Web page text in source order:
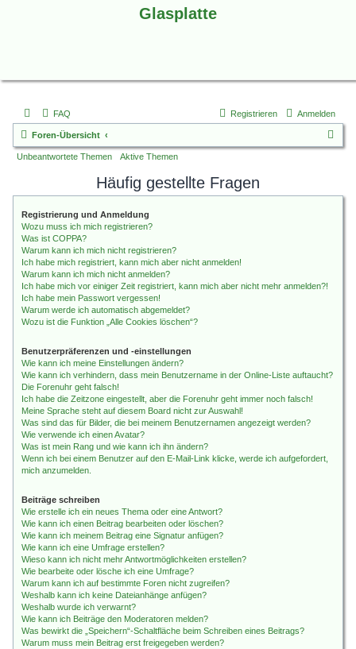
Glasplatte
FAQ Anmelden
Registrieren
Foren-Übersicht
Unbeantwortete Themen Aktive Themen
Häufig gestellte Fragen
Registrierung und Anmeldung
Wozu muss ich mich registrieren?
Was ist COPPA?
Warum kann ich mich nicht registrieren?
Ich habe mich registriert, kann mich aber nicht anmelden!
Warum kann ich mich nicht anmelden?
Ich habe mich vor einiger Zeit registriert, kann mich aber nicht mehr anmelden?!
Ich habe mein Passwort vergessen!
Warum werde ich automatisch abgemeldet?
Wozu ist die Funktion „Alle Cookies löschen“?
Benutzerpräferenzen und -einstellungen
Wie kann ich meine Einstellungen ändern?
Wie kann ich verhindern, dass mein Benutzername in der Online-Liste auftaucht?
Die Forenuhr geht falsch!
Ich habe die Zeitzone eingestellt, aber die Forenuhr geht immer noch falsch!
Meine Sprache steht auf diesem Board nicht zur Auswahl!
Was sind das für Bilder, die bei meinem Benutzernamen angezeigt werden?
Wie verwende ich einen Avatar?
Was ist mein Rang und wie kann ich ihn ändern?
Wenn ich bei einem Benutzer auf den E-Mail-Link klicke, werde ich aufgefordert,
mich anzumelden.
Beiträge schreiben
Wie erstelle ich ein neues Thema oder eine Antwort?
Wie kann ich einen Beitrag bearbeiten oder löschen?
Wie kann ich meinem Beitrag eine Signatur anfügen?
Wie kann ich eine Umfrage erstellen?
Wieso kann ich nicht mehr Antwortmöglichkeiten erstellen?
Wie bearbeite oder lösche ich eine Umfrage?
Warum kann ich auf bestimmte Foren nicht zugreifen?
Weshalb kann ich keine Dateianhänge anfügen?
Weshalb wurde ich verwarnt?
Wie kann ich Beiträge den Moderatoren melden?
Was bewirkt die „Speichern“-Schaltfläche beim Schreiben eines Beitrags?
Warum muss mein Beitrag erst freigegeben werden?